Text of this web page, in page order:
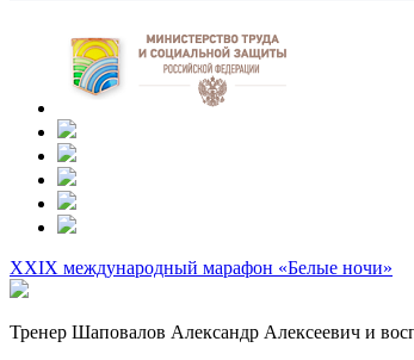
XXIX международный марафон «Белые ночи»
Тренер Шаповалов Александр Алексеевич и